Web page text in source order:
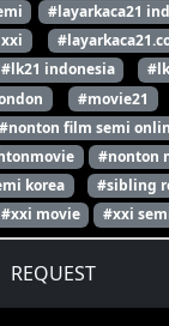
#layarkaca21
#lk21 indonesia
#movie21
#nonton film semi
#nonton
korea #sibling
#xxi movie #xxi
REQUEST